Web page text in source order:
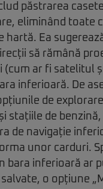
păstrarea
eliminând toate
hartă. Ea
să rămână
(cum ar fi satelitul
inferioară. De
de
stațiile de benzină,
de navigație
unor carduri.
bara inferioară ar
o opțiune